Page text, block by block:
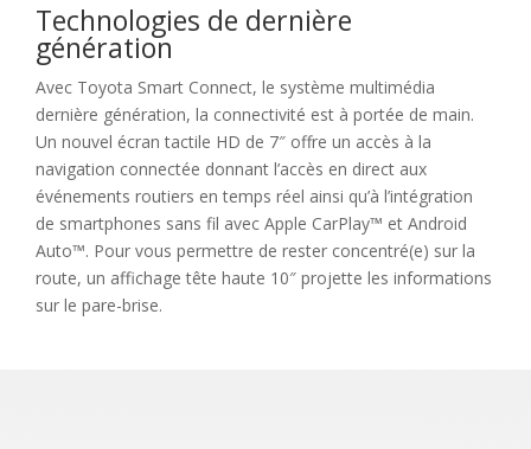
Technologies de dernière
génération
Avec Toyota Smart Connect, le système multimédia
dernière génération, la connectivité est à portée de main.
Un nouvel écran tactile HD de 7″ offre un accès à la
navigation connectée donnant l’accès en direct aux
événements routiers en temps réel ainsi qu’à l’intégration
de smartphones sans fil avec Apple CarPlay™ et Android
Auto™. Pour vous permettre de rester concentré(e) sur la
route, un affichage tête haute 10″ projette les informations
sur le pare-brise.